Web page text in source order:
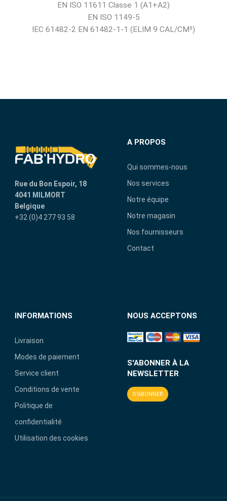
EN ISO 11611 Classe 1 (A1+A2)
EN ISO 1149-5
IEC 61482-2 EN 61482-1-1 (ELIM 9 CAL/CM²)
Rue du Bon Espoir, 18
4041 MILMORT
Belgique
+32 (0)4 277 93 58
A PROPOS
Qui sommes-nous
Nos services
Notre équipe
Notre magasin
Nos fournisseurs
Contact
INFORMATIONS
Livraison
Modes de paiement
Service client
Conditions de vente
Politique de
confidentialité
Utilisation des cookies
NOUS ACCEPTONS
S'ABONNER À LA
NEWSLETTER
S'ABONNER